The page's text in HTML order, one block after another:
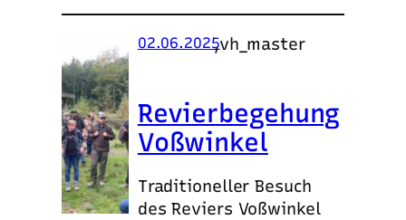
02.06.2025
,vh_master
Revierbegehung
Voßwinkel
Traditioneller Besuch
des Reviers Voßwinkel